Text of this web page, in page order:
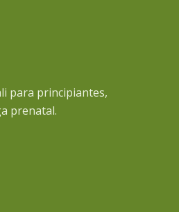
para principiantes,
prenatal.